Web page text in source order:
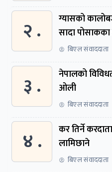
२ .
ग्यासको
सादा पोसाकका
बिएल संवाददाता
३ .
नेपालको
ओली
बिएल संवाददाता
४ .
कर तिर्ने
लामिछाने
बिएल संवाददाता